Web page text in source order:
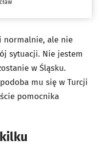
normalnie, ale nie
sytuacji. Nie jestem
w Śląsku.
mu się w Turcji
pomocnika